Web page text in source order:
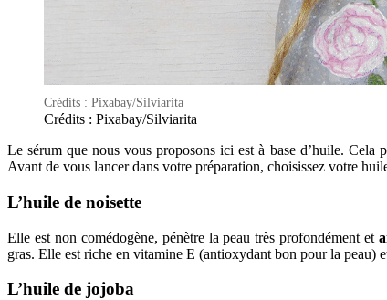
Crédits : Pixabay/Silviarita
Crédits : Pixabay/Silviarita
Le sérum que nous vous proposons ici est à base d’huile. Cela
Avant de vous lancer dans votre préparation, choisissez votre
L’huile de noisette
Elle est non comédogène, pénètre la peau très profondément et
gras. Elle est riche en vitamine E (antioxydant bon pour la peau)
L’huile de jojoba